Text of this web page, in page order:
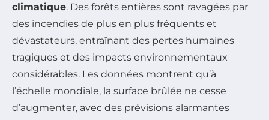
climatique. Des forêts entières sont ravagées par
des incendies de plus en plus fréquents et
dévastateurs, entraînant des pertes humaines
tragiques et des impacts environnementaux
considérables. Les données montrent qu’à
l’échelle mondiale, la surface brûlée ne cesse
d’augmenter, avec des prévisions alarmantes